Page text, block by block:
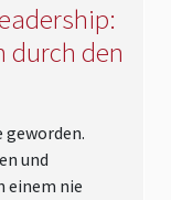
durch den
geworden.
und
einem nie